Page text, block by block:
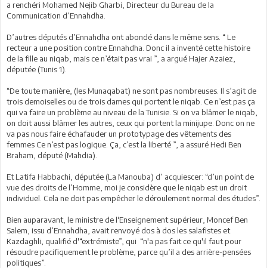
a renchéri Mohamed Nejib Gharbi, Directeur du Bureau de la
Communication d’Ennahdha.
D’autres députés d’Ennahdha ont abondé dans le même sens. “ Le
recteur a une position contre Ennahdha. Donc il a inventé cette histoire
de la fille au niqab, mais ce n’était pas vrai ”, a argué Hajer Azaiez,
députée (Tunis 1).
“De toute manière, (les Munaqabat) ne sont pas nombreuses. Il s’agit de
trois demoiselles ou de trois dames qui portent le niqab. Ce n’est pas ça
qui va faire un problème au niveau de la Tunisie. Si on va blâmer le niqab,
on doit aussi blâmer les autres, ceux qui portent la minijupe. Donc on ne
va pas nous faire échafauder un prototypage des vêtements des
femmes Ce n’est pas logique. Ça, c’est la liberté ”, a assuré Hedi Ben
Braham, député (Mahdia).
Et Latifa Habbachi, députée (La Manouba) d’ acquiescer: “d’un point de
vue des droits de l’Homme, moi je considère que le niqab est un droit
individuel. Cela ne doit pas empêcher le déroulement normal des études”.
Bien auparavant, le ministre de l'Enseignement supérieur, Moncef Ben
Salem, issu d’Ennahdha, avait renvoyé dos à dos les salafistes et
Kazdaghli, qualifié d'“extrémiste”, qui “n'a pas fait ce qu'il faut pour
résoudre pacifiquement le problème, parce qu’il a des arrière-pensées
politiques”.